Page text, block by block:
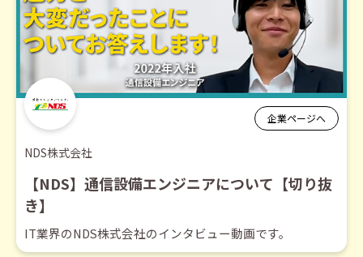
企業ページへ
NDS株式会社
【NDS】通信設備エンジニアについて【切り抜
き】
IT業界のNDS株式会社のインタビュー動画です。